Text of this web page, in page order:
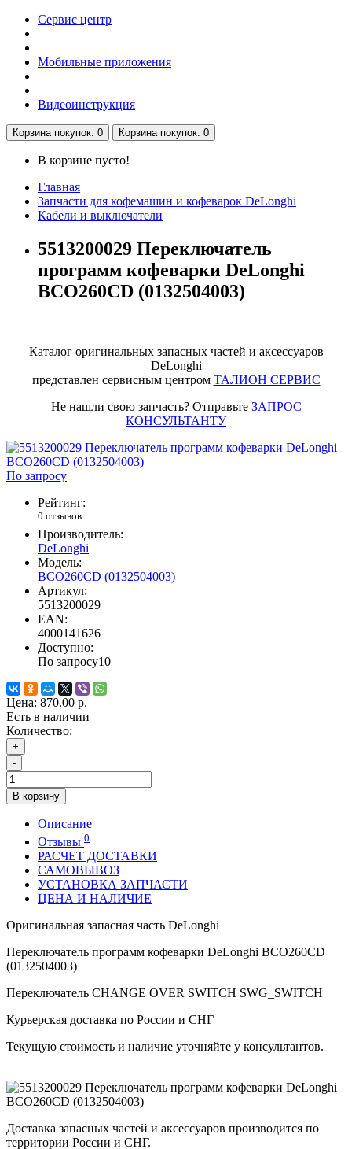
Сервис центр
Мобильные приложения
Видеоинструкция
Корзинапокупок: 0 Корзинапокупок: 0
В корзине пусто!
Главная
Запчасти для кофемашин и кофеварок DeLonghi
Кабели и выключатели
5513200029 Переключатель
программ кофеварки DeLonghi
BCO260CD (0132504003)
Каталог оригинальных запасных частей и аксессуаров
DeLonghi
представлен сервисным центром ТАЛИОН СЕРВИС
Не нашли свою запчасть? Отправьте ЗАПРОС
КОНСУЛЬТАНТУ
По запросу
Рейтинг:
0 отзывов
Производитель:
DeLonghi
Модель:
BCO260CD (0132504003)
Артикул:
5513200029
EAN:
4000141626
Доступно:
По запросу10
Цена: 870.00 р.
Есть в наличии
Количество:
+
-
В корзину
Описание
Отзывы 0
РАСЧЕТ ДОСТАВКИ
САМОВЫВОЗ
УСТАНОВКА ЗАПЧАСТИ
ЦЕНА И НАЛИЧИЕ
Оригинальная запасная часть DeLonghi
Переключатель программ кофеварки DeLonghi BCO260CD
(0132504003)
Переключатель CHANGE OVER SWITCH SWG_SWITCH
Курьерская доставка по России и СНГ
Текущую стоимость и наличие уточняйте у консультантов.
Доставка запасных частей и аксессуаров производится по
территории России и СНГ.